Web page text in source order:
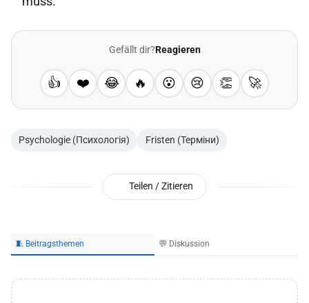
Gefällt dir?Reagieren
👍 ❤️ 😂 🔥 😮 😢 👏 🚀
Psychologie (Психологія) Fristen (Терміни)
Teilen / Zitieren
🧵 Beitragsthemen 💬 Diskussion